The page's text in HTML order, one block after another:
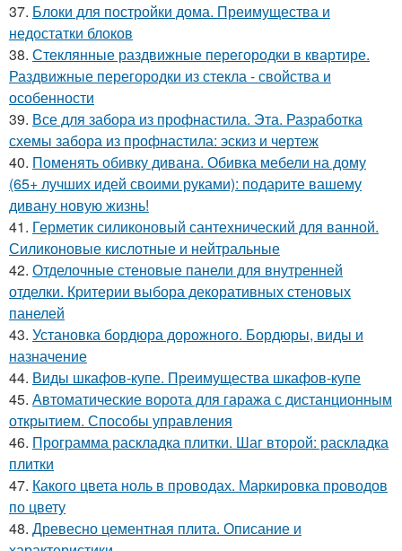
37. Блоки для постройки дома. Преимущества и
недостатки блоков
38. Стеклянные раздвижные перегородки в квартире.
Раздвижные перегородки из стекла - свойства и
особенности
39. Все для забора из профнастила. Эта. Разработка
схемы забора из профнастила: эскиз и чертеж
40. Поменять обивку дивана. Обивка мебели на дому
(65+ лучших идей своими руками): подарите вашему
дивану новую жизнь!
41. Герметик силиконовый сантехнический для ванной.
Силиконовые кислотные и нейтральные
42. Отделочные стеновые панели для внутренней
отделки. Критерии выбора декоративных стеновых
панелей
43. Установка бордюра дорожного. Бордюры, виды и
назначение
44. Виды шкафов-купе. Преимущества шкафов-купе
45. Автоматические ворота для гаража с дистанционным
открытием. Способы управления
46. Программа раскладка плитки. Шаг второй: раскладка
плитки
47. Какого цвета ноль в проводах. Маркировка проводов
по цвету
48. Древесно цементная плита. Описание и